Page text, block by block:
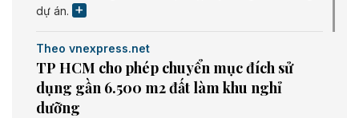
dự án.
Theo vnexpress.net
TP HCM cho phép chuyển mục đích sử
dụng gần 6.500 m2 đất làm khu nghỉ
dưỡng